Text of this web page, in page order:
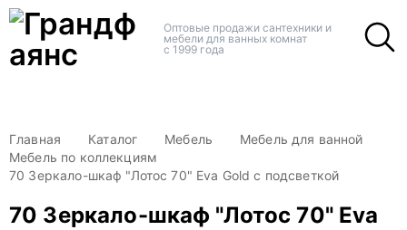
Оптовые продажи сантехники и
мебели для ванных комнат
с 1999 года
Главная Каталог Мебель
Мебель для ванной
Мебель по коллекциям
70 Зеркало-шкаф "Лотос 70" Eva Gold с подсветкой
70 Зеркало-шкаф "Лотос 70" Eva